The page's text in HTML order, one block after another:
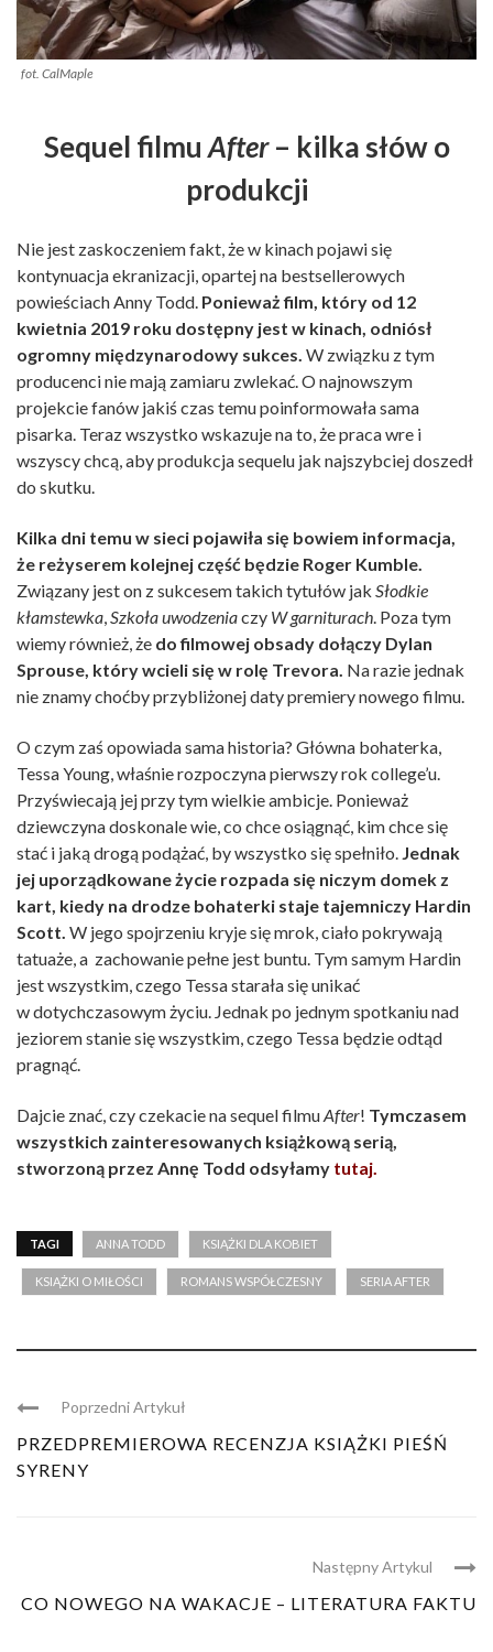
fot. CalMaple
Sequel filmuAfter– kilka słów o
produkcji
Nie jest zaskoczeniem fakt, że w kinach pojawi się
kontynuacja ekranizacji, opartej na bestsellerowych
powieściach Anny Todd. Ponieważ film, który od 12
kwietnia 2019 roku dostępny jest w kinach, odniósł
ogromny międzynarodowy sukces. W związku z tym
producenci nie mają zamiaru zwlekać. O najnowszym
projekcie fanów jakiś czas temu poinformowała sama
pisarka. Teraz wszystko wskazuje na to, że praca wre i
wszyscy chcą, aby produkcja sequelu jak najszybciej doszedł
do skutku.
Kilka dni temu w sieci pojawiła się bowiem informacja,
że reżyserem kolejnej część będzie Roger Kumble.
Związany jest on z sukcesem takich tytułów jak Słodkie
kłamstewka,Szkoła uwodzeniaczy W garniturach. Poza tym
wiemy również, że do filmowej obsady dołączy Dylan
Sprouse, który wcieli się w rolę Trevora. Na razie jednak
nie znamy choćby przybliżonej daty premiery nowego filmu.
O czym zaś opowiada sama historia? Główna bohaterka,
Tessa Young, właśnie rozpoczyna pierwszy rok college’u.
Przyświecają jej przy tym wielkie ambicje. Ponieważ
dziewczyna doskonale wie, co chce osiągnąć, kim chce się
stać i jaką drogą podążać, by wszystko się spełniło. Jednak
jej uporządkowane życie rozpada się niczym domek z
kart, kiedy na drodze bohaterki staje tajemniczy Hardin
Scott. W jego spojrzeniu kryje się mrok, ciało pokrywają
tatuaże, a zachowanie pełne jest buntu. Tym samym Hardin
jest wszystkim, czego Tessa starała się unikać
w dotychczasowym życiu. Jednak po jednym spotkaniu nad
jeziorem stanie się wszystkim, czego Tessa będzie odtąd
pragnąć.
Dajcie znać, czy czekacie na sequel filmuAfter! Tymczasem
wszystkich zainteresowanych książkową serią,
stworzoną przez Annę Todd odsyłamy tutaj.
TAGI ANNA TODD KSIĄŻKI DLA KOBIET
KSIĄŻKI O MIŁOŚCI ROMANS WSPÓŁCZESNY SERIA AFTER
Poprzedni Artykuł
PRZEDPREMIEROWA RECENZJA KSIĄŻKI PIEŚŃ
SYRENY
Następny Artykul
CO NOWEGO NA WAKACJE – LITERATURA FAKTU